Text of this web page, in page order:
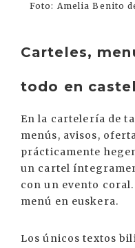
Foto: Amelia Benito
Carteles,
todo en
En la cartelería de
menús, avisos,
prácticamente
un cartel
con un evento
menú en euskera.
Los únicos textos